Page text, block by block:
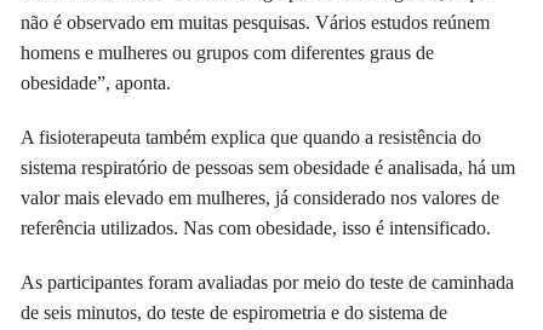
não é observado em muitas pesquisas. Vários estudos reúnem
homens e mulheres ou grupos com diferentes graus de
obesidade”, aponta.
A fisioterapeuta também explica que quando a resistência do
sistema respiratório de pessoas sem obesidade é analisada, há um
valor mais elevado em mulheres, já considerado nos valores de
referência utilizados. Nas com obesidade, isso é intensificado.
As participantes foram avaliadas por meio do teste de caminhada
de seis minutos, do teste de espirometria e do sistema de